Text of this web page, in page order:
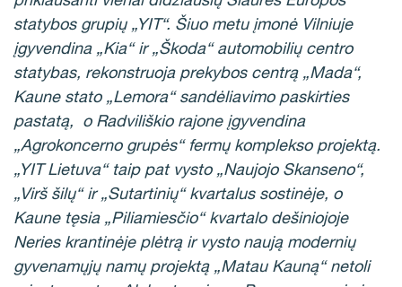
statybos grupių „YIT“. Šiuo metu įmonė Vilniuje
įgyvendina „Kia“ ir „Škoda“ automobilių centro
statybas, rekonstruoja prekybos centrą „Mada“,
Kaune stato „Lemora“ sandėliavimo paskirties
pastatą, o Radviliškio rajone įgyvendina
„Agrokoncerno grupės“ fermų komplekso projektą.
„YIT Lietuva“ taip pat vysto „Naujojo Skanseno“,
„Virš šilų“ ir „Sutartinių“ kvartalus sostinėje, o
Kaune tęsia „Piliamiesčio“ kvartalo dešiniojoje
Neries krantinėje plėtrą ir vysto naują modernių
gyvenamųjų namų projektą „Matau Kauną“ netoli